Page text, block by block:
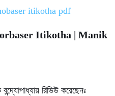
Itikotha | Manik
রিভিউ করেছেনঃ